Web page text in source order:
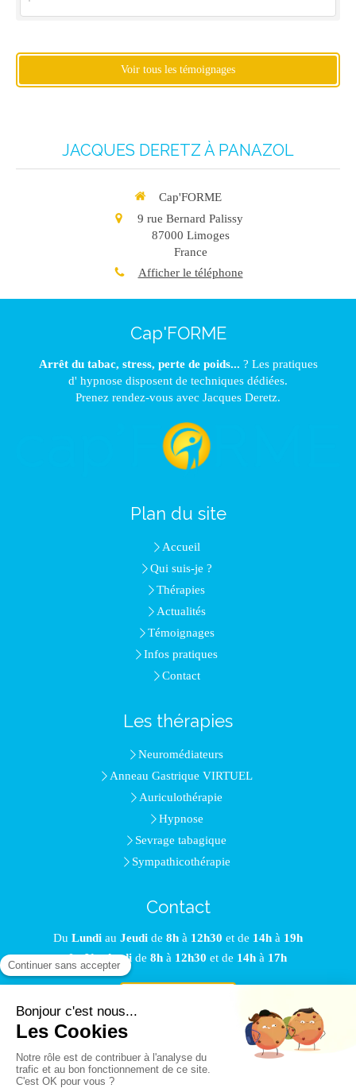
Voir tous les témoignages
JACQUES DERETZ À PANAZOL
Cap'FORME
9 rue Bernard Palissy
87000 Limoges
France
Afficher le téléphone
Cap'FORME
Arrêt du tabac, stress, perte de poids... ? Les pratiques
d' hypnose disposent de techniques dédiées.
Prenez rendez-vous avec Jacques Deretz.
Plan du site
Accueil
Qui suis-je ?
Thérapies
Actualités
Témoignages
Infos pratiques
Contact
Les thérapies
Neuromédiateurs
Anneau Gastrique VIRTUEL
Auriculothérapie
Hypnose
Sevrage tabagique
Sympathicothérapie
Contact
Du Lundi au Jeudi de 8h à 12h30 et de 14h à 19h
LeVendredi de 8h à 12h30 et de 14h à 17h
©2017 Cap'FORME - Hypnothérapeute Limoges
Plan du site